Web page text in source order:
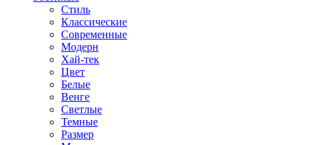
Стиль
Классические
Современные
Модерн
Хай-тек
Цвет
Белые
Венге
Светлые
Темные
Размер